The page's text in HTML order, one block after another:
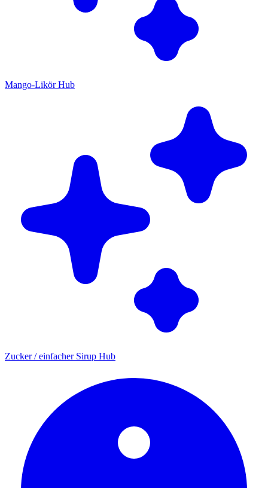
Mango-Likör Hub
Zucker / einfacher Sirup Hub